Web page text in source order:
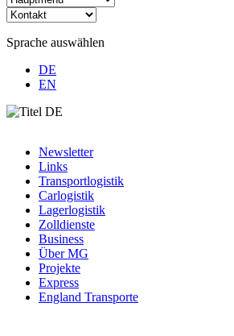
Sprache auswählen
DE
EN
Newsletter
Links
Transportlogistik
Carlogistik
Lagerlogistik
Zolldienste
Business
Über MG
Projekte
Express
England Transporte